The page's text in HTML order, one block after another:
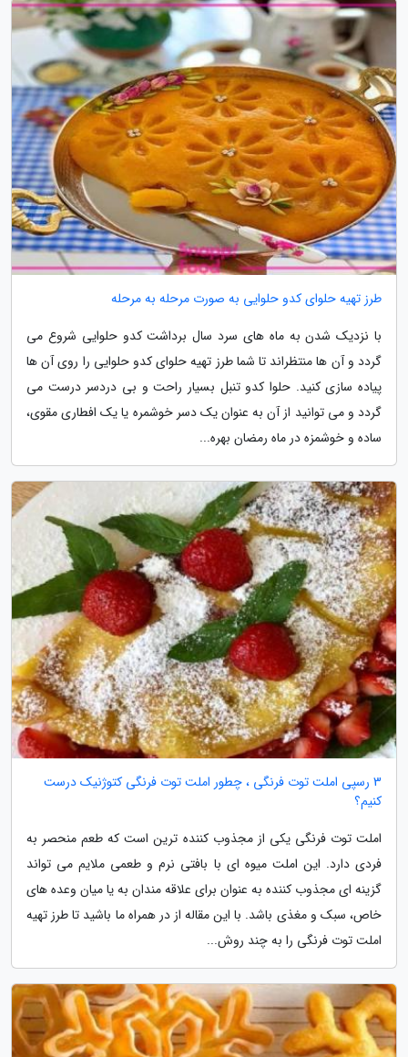
طرز تهیه حلوای کدو حلوایی به صورت مرحله به مرحله
با نزدیک شدن به ماه های سرد سال برداشت کدو حلوایی شروع می
گردد و آن ها منتظراند تا شما طرز تهیه حلوای کدو حلوایی را روی آن ها
پیاده سازی کنید. حلوا کدو تنبل بسیار راحت و بی دردسر درست می
گردد و می توانید از آن به عنوان یک دسر خوشمره یا یک افطاری مقوی،
ساده و خوشمزه در ماه رمضان بهره...
3 رسپی املت توت فرنگی ، چطور املت توت فرنگی کتوژنیک درست
کنیم؟
املت توت فرنگی یکی از مجذوب کننده ترین است که طعم منحصر به
فردی دارد. این املت میوه ای با بافتی نرم و طعمی ملایم می تواند
گزینه ای مجذوب کننده به عنوان برای علاقه مندان به یا میان وعده های
خاص، سبک و مغذی باشد. با این مقاله از در همراه ما باشید تا طرز تهیه
املت توت فرنگی را به چند روش...